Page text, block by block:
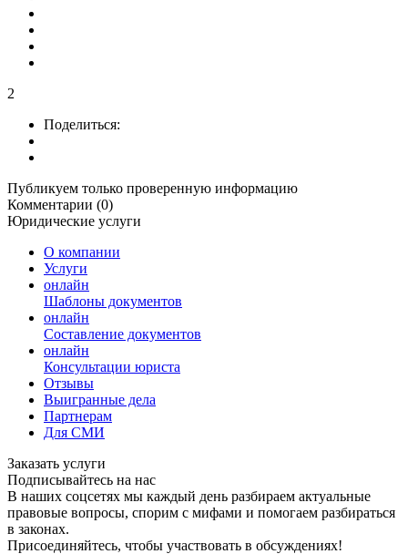
2
Поделиться:
Публикуем только проверенную информацию
Комментарии (0)
Юридические услуги
О компании
Услуги
онлайн
Шаблоны документов
онлайн
Составление документов
онлайн
Консультации юриста
Отзывы
Выигранные дела
Партнерам
Для СМИ
Заказать услуги
Подписывайтесь на нас
В наших соцсетях мы каждый день разбираем актуальные
правовые вопросы, спорим с мифами и помогаем разбираться
в законах.
Присоединяйтесь, чтобы участвовать в обсуждениях!